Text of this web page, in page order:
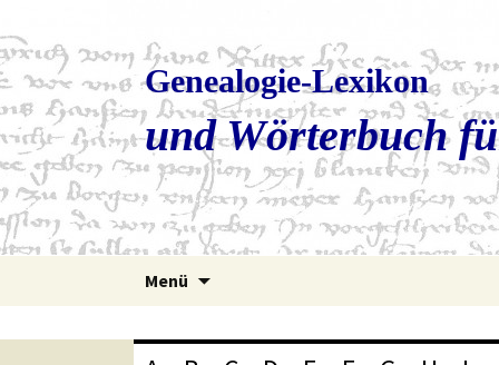
Genealogie-Lexikon
und Wörterbuch
Menü